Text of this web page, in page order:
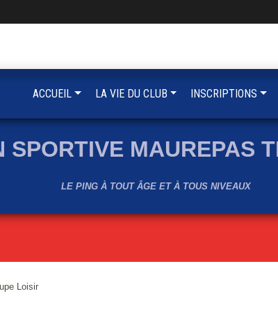
SPORTIVE MAUREPAS
LE PING À TOUT ÂGE ET À TOUS NIVEAUX
Loisir
ACCUEIL LA VIE DU CLUB INSCRIPTIONS